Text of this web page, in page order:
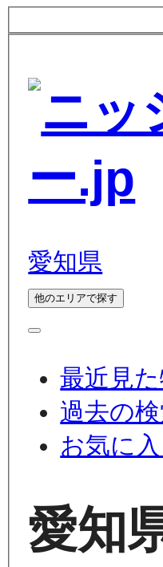
愛知県
他のエリアで探す
最近見
過去の
お気に入
愛知